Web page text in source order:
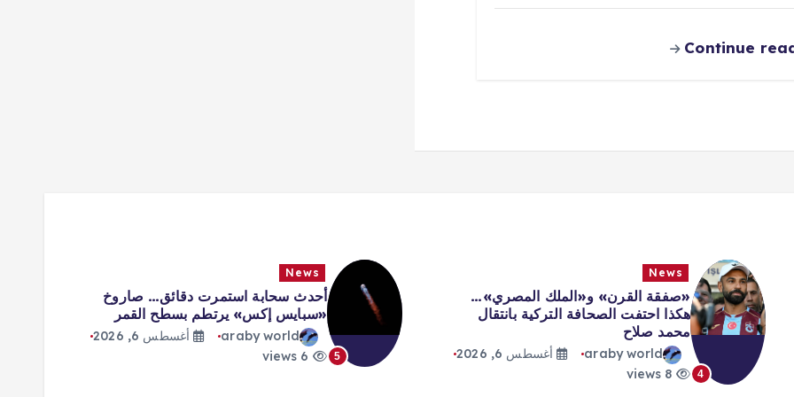
Continue
5
أحدث سحابة استمرت دقائق… صاروخ
«سبايس إكس» يرتطم بسطح القمر
6 views
6
فرنسا تتهم شبكة روسية بشن حملة
تضليل ضد المرشح الرئاسي أتال
araby world
أغسطس 6, 2026